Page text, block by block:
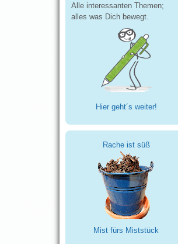
Alle interessanten Themen;
alles was Dich bewegt.
Hier geht´s weiter!
Rache ist süß
Mist fürs Miststück